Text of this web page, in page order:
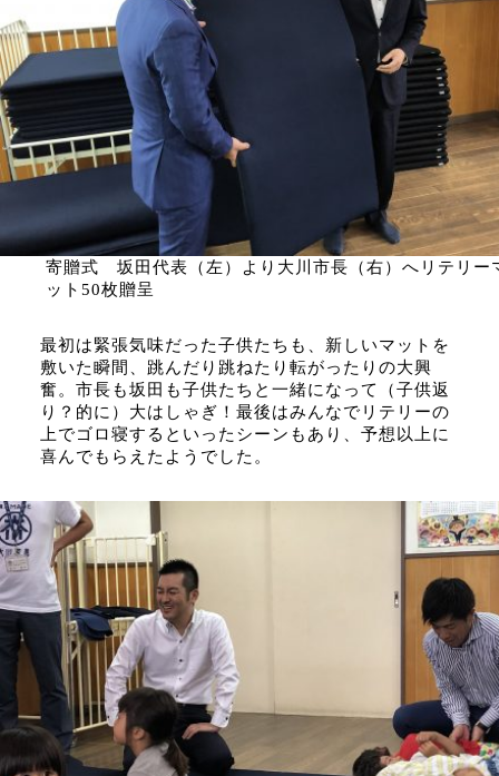
寄贈式 坂田代表（左）より大川市長（右）へリテリー
ット50枚贈呈
最初は緊張気味だった子供たちも、新しいマットを
敷いた瞬間、跳んだり跳ねたり転がったりの大興
奮。市長も坂田も子供たちと一緒になって（子供返
り？的に）大はしゃぎ！最後はみんなでリテリーの
上でゴロ寝するといったシーンもあり、予想以上に
喜んでもらえたようでした。